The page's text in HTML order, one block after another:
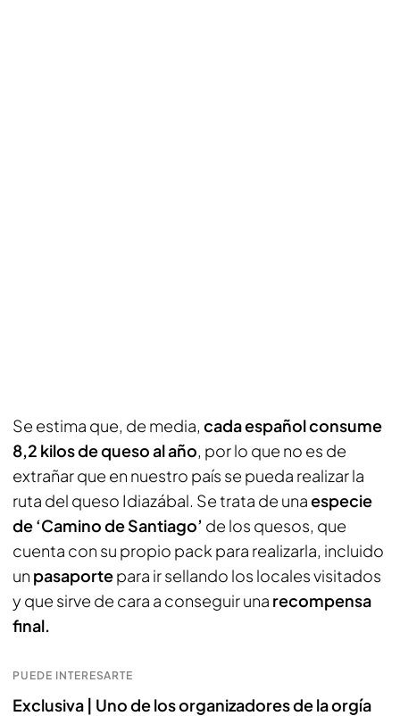
Se estima que, de media, cada español consume
8,2 kilos de queso al año, por lo que no es de
extrañar que en nuestro país se pueda realizar la
ruta del queso Idiazábal. Se trata de unaespecie
de ‘Camino de Santiago’ de los quesos, que
cuenta con su propio pack para realizarla, incluido
un pasaportepara ir sellando los locales visitados
y que sirve de cara a conseguir una recompensa
final.
PUEDE INTERESARTE
Exclusiva | Uno de los organizadores de la orgía